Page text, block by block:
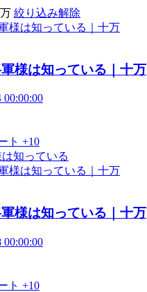
絞り込み解除
様は知っている｜十万
00:00:00
ト +10
知っている
様は知っている｜十万
00:00:00
ト +10